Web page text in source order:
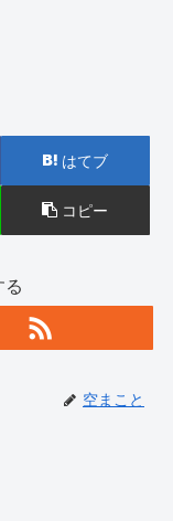
はてブ
コピー
空まこと